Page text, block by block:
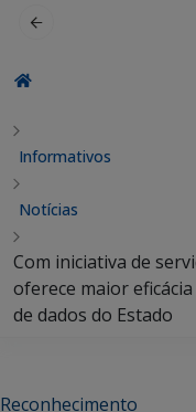
Informativos
Notícias
Com iniciativa de
oferece maior
de dados do Estado
Reconhecimento